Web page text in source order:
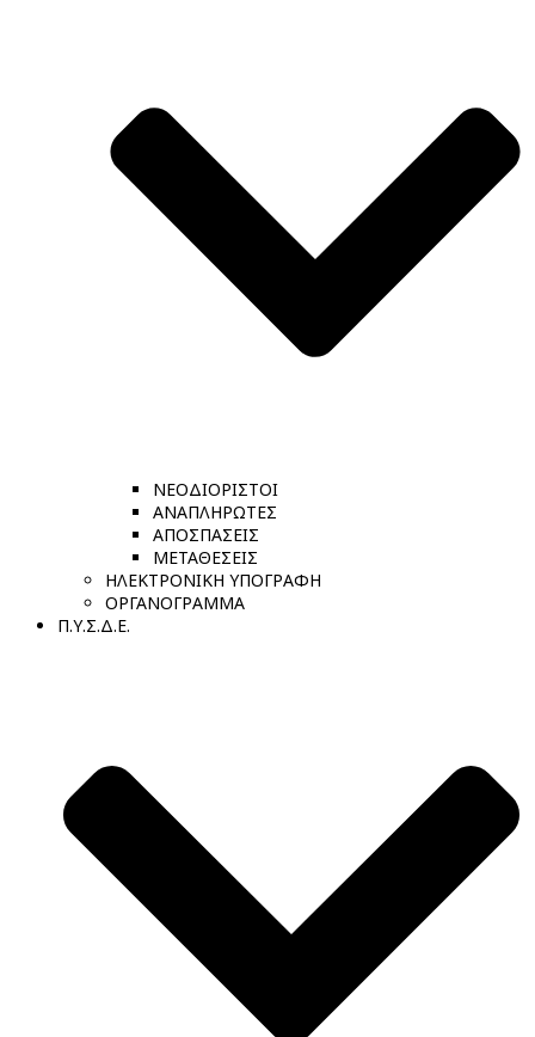
ΝΕΟΔΙΟΡΙΣΤΟΙ
ΑΝΑΠΛΗΡΩΤΕΣ
ΑΠΟΣΠΑΣΕΙΣ
ΜΕΤΑΘΕΣΕΙΣ
ΗΛΕΚΤΡΟΝΙΚΗ ΥΠΟΓΡΑΦΗ
ΟΡΓΑΝΟΓΡΑΜΜΑ
Π.Υ.Σ.Δ.Ε.